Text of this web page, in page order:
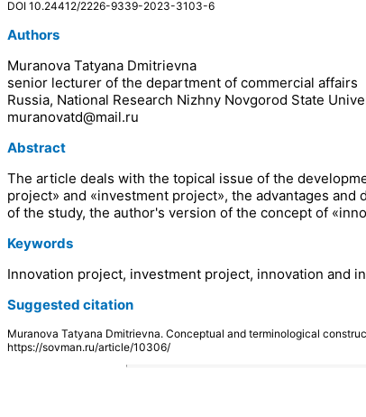
DOI 10.24412/2226-9339-2023-3103-6
Authors
Muranova Tatyana Dmitrievna
senior lecturer of the department of commercial affairs
Russia, National Research Nizhny Novgorod State
muranovatd@mail.ru
Abstract
The article deals with the topical issue of the
project» and «investment project», the advantages
of the study, the author's version of the concept of
Keywords
Innovation project, investment project, innovation and
Suggested citation
Muranova Tatyana Dmitrievna. Conceptual and terminological
https://sovman.ru/article/10306/